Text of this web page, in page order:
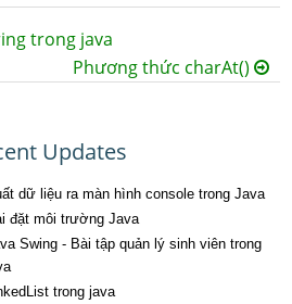
trong java
Phương thức charAt()
Updates
dữ liệu ra màn hình console trong Java
đặt môi trường Java
Swing - Bài tập quản lý sinh viên trong
trong java